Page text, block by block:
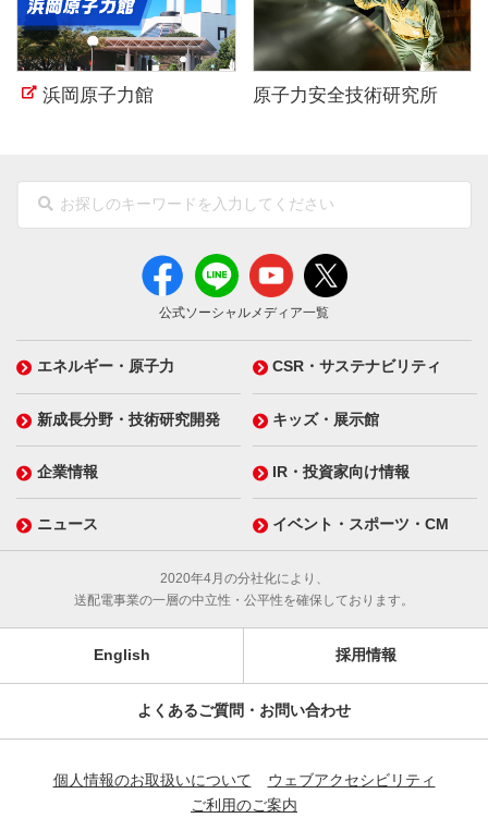
浜岡原子力館 原子力安全技術研究所
公式ソーシャルメディア一覧
エネルギー・原子力 CSR・サステナビリティ
新成長分野・技術研究開発 キッズ・展示館
企業情報 IR・投資家向け情報
ニュース イベント・スポーツ・CM
2020年4月の分社化により、
送配電事業の一層の中立性・公平性を確保しております。
English 採用情報
よくあるご質問・お問い合わせ
個人情報のお取扱いについて
ウェブアクセシビリティ
ご利用のご案内